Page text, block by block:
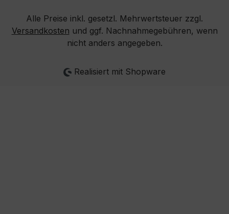
Alle Preise inkl. gesetzl. Mehrwertsteuer zzgl.
Versandkosten und ggf. Nachnahmegebühren, wenn
nicht anders angegeben.
Realisiert mit Shopware